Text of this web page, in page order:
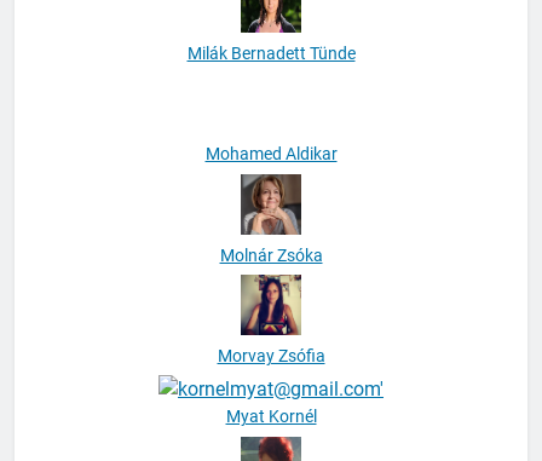
Mohamed Aldikar
Molnár Zsóka
Morvay Zsófia
Myat Kornél